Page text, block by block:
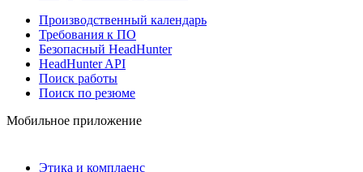
Производственный календарь
Требования к ПО
Безопасный HeadHunter
HeadHunter API
Поиск работы
Поиск по резюме
Мобильное приложение
Этика и комплаенс